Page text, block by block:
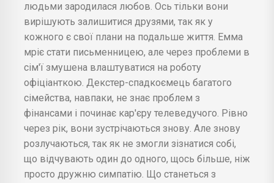
людьми зародилася любов. Ось тільки вони
вирішують залишитися друзями, так як у
кожного є свої плани на подальше життя. Емма
мріє стати письменницею, але через проблеми в
сім'ї змушена влаштуватися на роботу
офіціанткою. Декстер-спадкоємець багатого
сімейства, навпаки, не знає проблем з
фінансами і починає кар'єру телеведучого. Рівно
через рік, вони зустрічаються знову. Але знову
розлучаються, так як не змогли зізнатися собі,
що відчувають один до одного, щось більше, ніж
просто дружню симпатію. Що станеться з